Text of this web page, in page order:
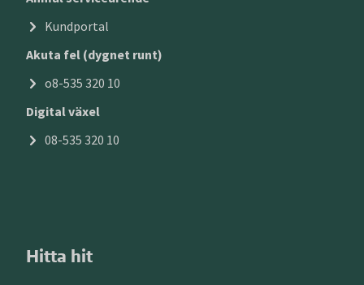
Kundportal
Akuta fel (dygnet runt)
o8-535 320 10
Digital växel
08-535 320 10
Hitta hit